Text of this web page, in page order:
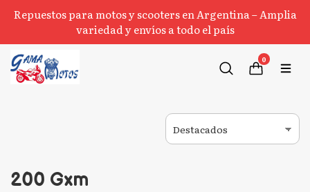
Repuestos para motos y scooters en Argentina – Amplia
variedad y envíos a todo el país
0
200 Gxm